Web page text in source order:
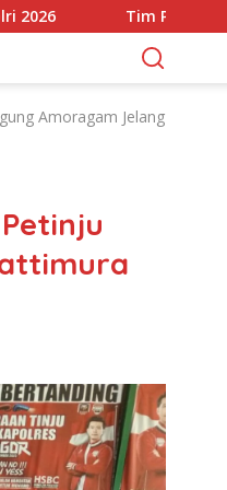
Perintis Polda Metro
Amoragam Jelang